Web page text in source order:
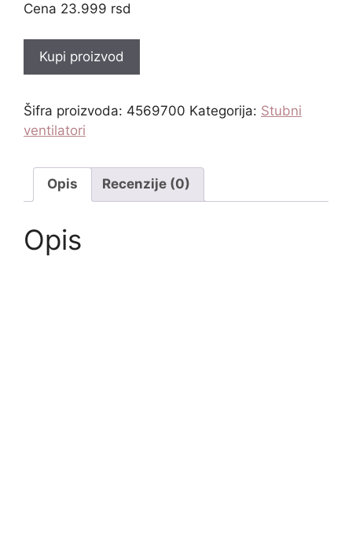
23.999 rsd
Kupi proizvod
Šifra proizvoda: 4569700 Kategorija: Stubni
ventilatori
Opis Recenzije (0)
Opis